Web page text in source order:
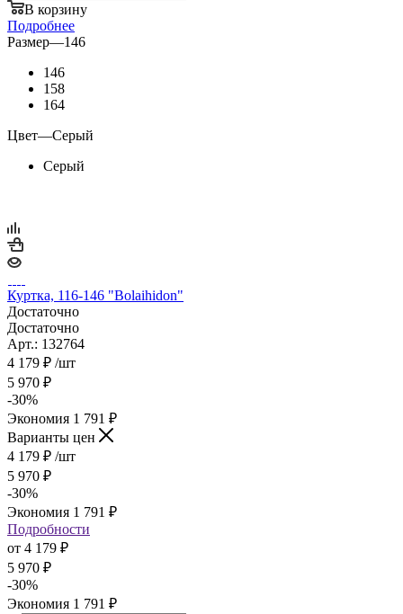
В корзину
Подробнее
Размер—146
146
158
164
Цвет—Серый
Серый
Куртка, 116-146 "Bolaihidon"
Достаточно
Достаточно
Арт.: 132764
4 179 ₽ /шт
5 970 ₽
-30%
Экономия 1 791 ₽
Варианты цен
4 179 ₽ /шт
5 970 ₽
-30%
Экономия 1 791 ₽
Подробности
от 4 179 ₽
5 970 ₽
-30%
Экономия 1 791 ₽